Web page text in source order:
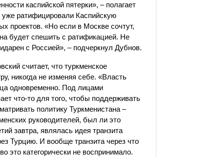
каспийской пятерки», – полагает
ратифицировали Каспийскую
проектов. «Но если в Москве сочтут,
будет спешить с ратификацией. Не
с Россией», – подчеркнул Дубнов.
считает, что туркменское
никогда не изменяя себе. «Власть
одновременно. Под лицами
что-то для того, чтобы поддерживать
политику Туркменистана –
руководителей, был ли это
завтра, являлась идея транзита
Турцию. И вообще транзита через что
это категорически не воспринимало.